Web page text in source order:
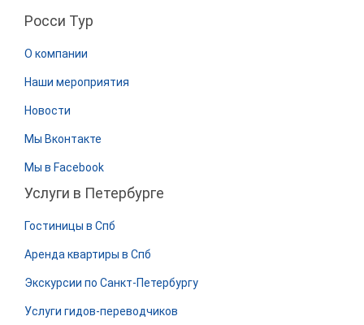
Росси Тур
О компании
Наши мероприятия
Новости
Мы Вконтакте
Мы в Facebook
Услуги в Петербурге
Гостиницы в Спб
Аренда квартиры в Спб
Экскурсии по Санкт-Петербургу
Услуги гидов-переводчиков